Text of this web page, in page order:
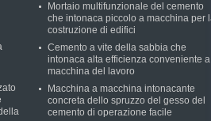
Mortaio multifunzionale del cemento
che intonaca piccolo a macchina per
costruzione di edifici
Cemento a vite della sabbia che
intonaca alta efficienza conveniente a
macchina del lavoro
Macchina a macchina intonacante
concreta dello spruzzo del gesso del
cemento di operazione facile